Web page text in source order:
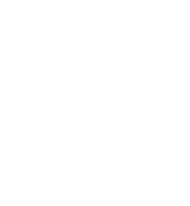
en/of volledigheid